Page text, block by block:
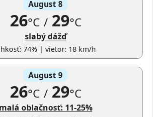
August 8
26°C /29°C
slabý dážď
74% | vietor: 18 km/h
August 9
26°C /29°C
malá oblačnosť: 11-25%